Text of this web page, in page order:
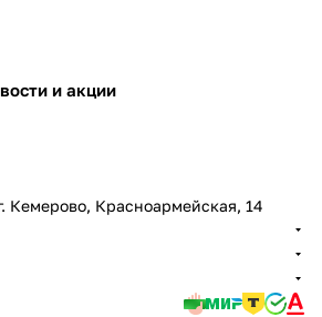
и акции
Кемерово, Красноармейская, 14